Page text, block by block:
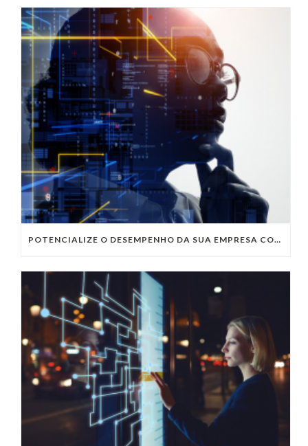
POTENCIALIZE O DESEMPENHO DA SUA EMPRESA COM OS SERVIÇOS DE TI DA VIVO VITA